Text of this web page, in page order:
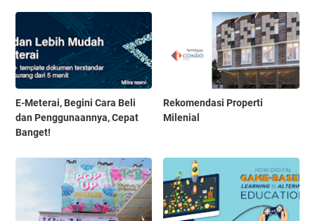
E-Meterai, Begini Cara Beli
dan Penggunaannya, Cepat
Banget!
Rekomendasi Properti
Milenial